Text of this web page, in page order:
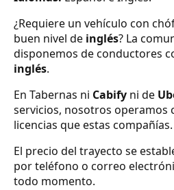
¿Requiere un vehículo con
buen nivel de inglés? La
disponemos de conductores
inglés.
En Tabernas ni Cabify ni de
servicios, nosotros operamos
licencias que estas compañías.
El precio del trayecto se
por teléfono o correo
todo momento.